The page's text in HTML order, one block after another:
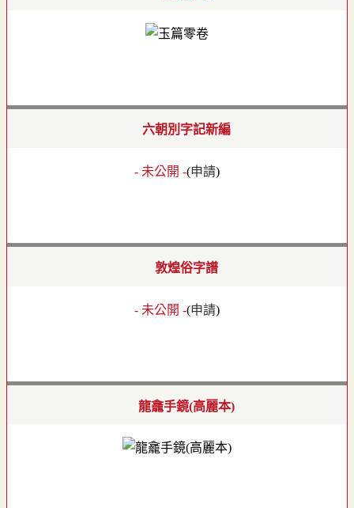
六朝別字記新編
- 未公開 -(申請)
敦煌俗字譜
- 未公開 -(申請)
龍龕手鏡(高麗本)